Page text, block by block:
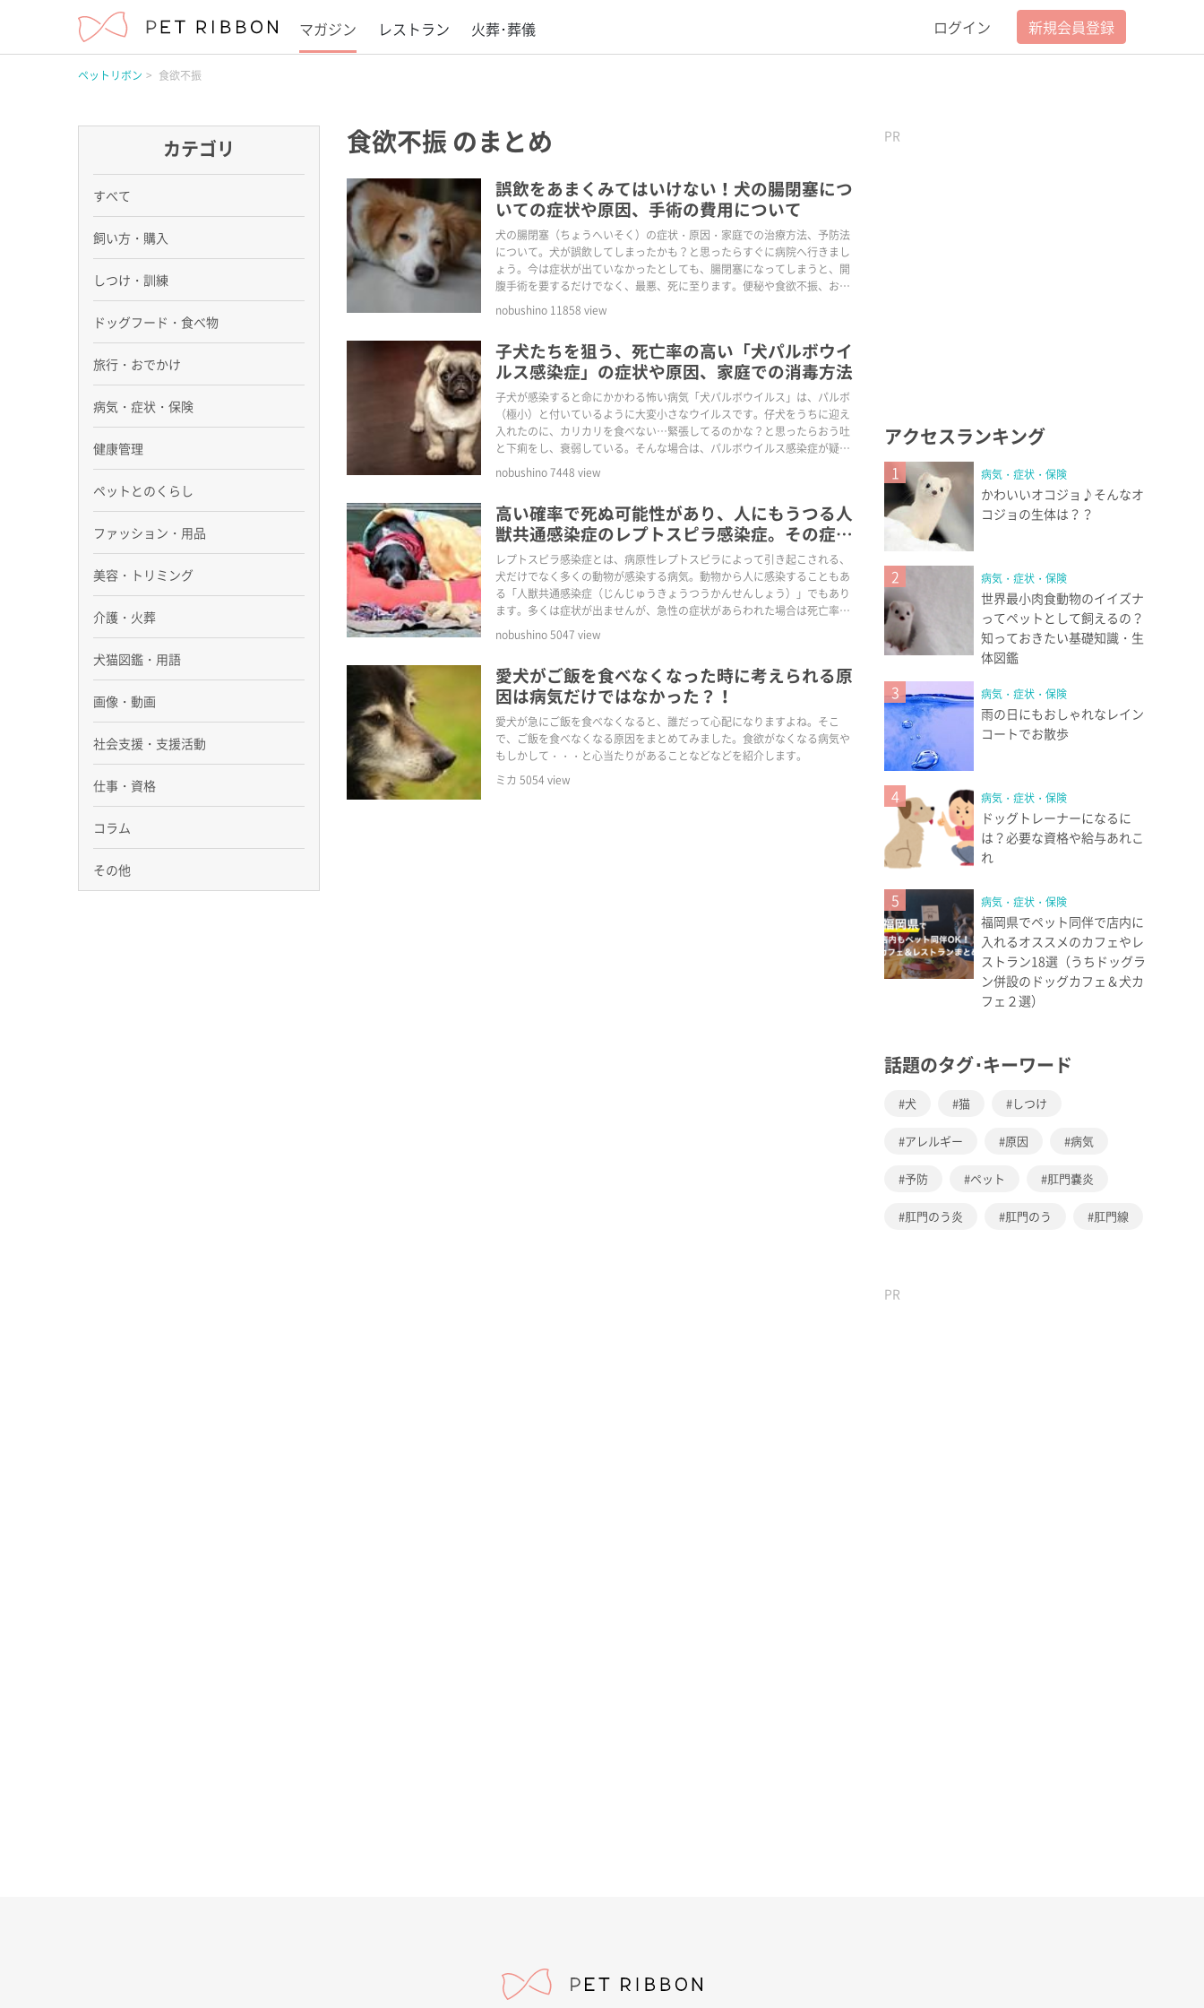
マガジン レストラン 火葬･葬儀 ログイン 新規会員登録
ペットリボン 食欲不振
食欲不振のまとめ
誤飲をあまくみてはいけない！犬の腸閉塞につ
いての症状や原因、手術の費用について
犬の腸閉塞（ちょうへいそく）の症状・原因・家庭での治療方法、予防法
について。犬が誤飲してしまったかも？と思ったらすぐに病院へ行きまし
ょう。今は症状が出ていなかったとしても、腸閉塞になってしまうと、開
腹手術を要するだけでなく、最悪、死に至ります。便秘や食欲不振、おう
吐など症状が出ている場合は夜でも大至急病院へ！
nobushino 11858 view
子犬たちを狙う、死亡率の高い「犬パルボウイ
ルス感染症」の症状や原因、家庭での消毒方法
子犬が感染すると命にかかわる怖い病気「犬パルボウイルス」は、パルボ
（極小）と付いているように大変小さなウイルスです。仔犬をうちに迎え
入れたのに、カリカリを食べない…緊張してるのかな？と思ったらおう吐
と下痢をし、衰弱している。そんな場合は、パルボウイルス感染症が疑わ
れるかもしれません。
nobushino7448 view
高い確率で死ぬ可能性があり、人にもうつる人
獣共通感染症のレプトスピラ感染症。その症
状・原因・治療方法とは？
レプトスピラ感染症とは、病原性レプトスピラによって引き起こされる、
犬だけでなく多くの動物が感染する病気。動物から人に感染することもあ
る「人獣共通感染症（じんじゅうきょうつうかんせんしょう）」でもあり
ます。多くは症状が出ませんが、急性の症状があらわれた場合は死亡率が
高い病気でもあります。そんなレプトスピラ感染症とは、どんな症状・原
因・治療、対処方法、予防方法があるのか、ご紹介します！
nobushino5047 view
愛犬がご飯を食べなくなった時に考えられる原
因は病気だけではなかった？！
愛犬が急にご飯を食べなくなると、誰だって心配になりますよね。そこ
で、ご飯を食べなくなる原因をまとめてみました。食欲がなくなる病気や
もしかして・・・と心当たりがあることなどなどを紹介します。
ミカ 5054 view
PR
アクセスランキング
1 病気・症状・保険
かわいいオコジョ♪そんなオ
コジョの生体は？？
2 病気・症状・保険
世界最小肉食動物のイイズナ
ってペットとして飼えるの？
知っておきたい基礎知識・生
体図鑑
3 病気・症状・保険
雨の日にもおしゃれなレイン
コートでお散歩
4 病気・症状・保険
ドッグトレーナーになるに
は？必要な資格や給与あれこ
れ
5 病気・症状・保険
福岡県でペット同伴で店内に
入れるオススメのカフェやレ
ストラン18選（うちドッグラ
ン併設のドッグカフェ＆犬カ
フェ２選）
話題のタグ･キーワード
犬 猫 しつけ
アレルギー 原因 病気
予防 ペット 肛門嚢炎
肛門のう炎 肛門のう 肛門線
PR
カテゴリ
すべて
飼い方・購入
しつけ・訓練
ドッグフード・食べ物
旅行・おでかけ
病気・症状・保険
健康管理
ペットとのくらし
ファッション・用品
美容・トリミング
介護・火葬
犬猫図鑑・用語
画像・動画
社会支援・支援活動
仕事・資格
コラム
その他